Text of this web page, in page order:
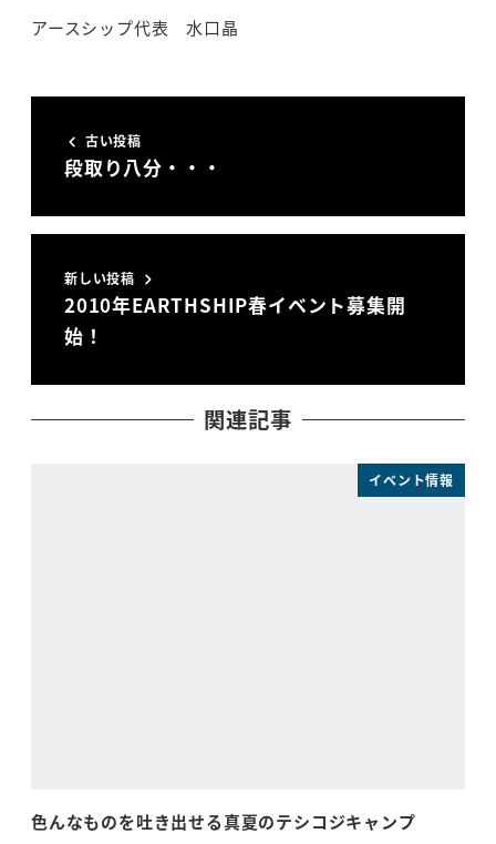
アースシップ代表 水口晶
古い投稿
段取り八分・・・
新しい投稿
2010年EARTHSHIP春イベント募集開
始！
関連記事
イベント情報
色んなものを吐き出せる真夏のテシコジキャンプ